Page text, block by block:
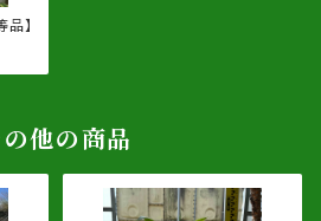
】
他の商品